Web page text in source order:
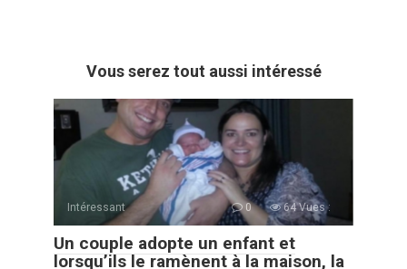
Vous serez tout aussi intéressé
Intéressant 0 64 Vues :
Un couple adopte un enfant et
lorsqu’ils le ramènent à la maison, la